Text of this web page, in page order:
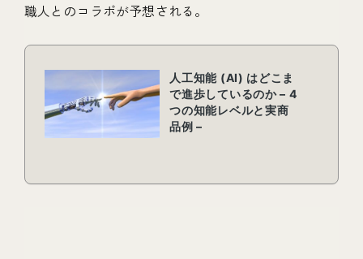
職人とのコラボが予想される。